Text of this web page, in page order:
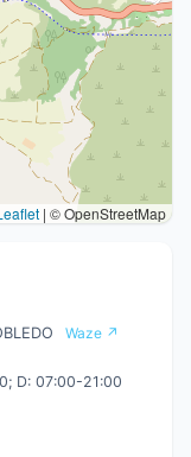
| © OpenStreetMap
Waze ↗
D: 07:00-21:00